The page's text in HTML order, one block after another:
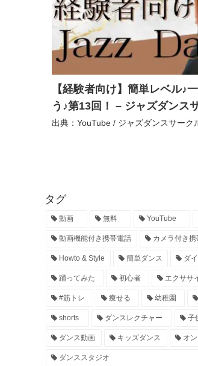
【経験者向け】簡単レベル♪
う♪第13回！ – ジャズダンス
出典：YouTube / ジャズダンスサーク
タグ
動画 無料 YouTube
動画機能付き携帯電話 カメラ付き携
Howto & Style 簡単ダンス ダ
踊ってみた 初心者 エクササ
#筋トレ 痩せる 幼稚園
shorts ダンスレクチャー 子
ダンス動画 キッズダンス オ
ダンススタジオ